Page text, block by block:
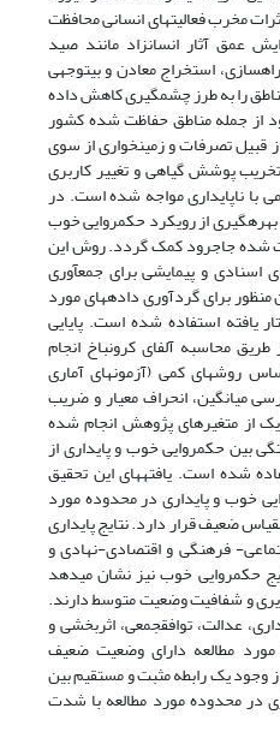
مخرب فعالیت‏های انسانی محافظت
عمق آثار انسان‏زاد مانند صید
استخراج معادن و بی‏توجهی
را به طرز چشمگیری کاهش داده‏
از جمله مناطق حفاظت شده کشور
تصرفات و زمین‏خواری از سوی
پوشش گیاهی و تغییر کاربری
با ناپایداری مواجه شده است. در
از رویکرد حکمروایی خوب
شده جاجرود کمک گردد. روش این
و پیمایشی برای جمع‏آوری
برای گرد‏آوری داده‏های مورد
یافته استفاده شده است. پایایی
محاسبه آلفای کرونباخ انجام
روش‏های کمی (آزمون‏های آماری
میانگین، انحراف معیار و ضریب
از متغیرهای پژوهش انجام شده
بین حکمروایی خوب و پایداری از
شده است. یافته‏های این تحقیق
خوب و پایداری در محدوده مورد
ضعیف قرار دارد. نتایج پایداری
فرهنگی و اقتصادی-نهادی و
حکمروایی خوب نیز نشان می‏دهد
و شفافیت وضعیت متوسط دارند.
عدالت، توافق‏جمعی، اثربخشی و
مطالعه دارای وضعیت ضعیف
وجود یک رابطه مثبت و مستقیم بین
در محدوده مورد مطالعه با شدت